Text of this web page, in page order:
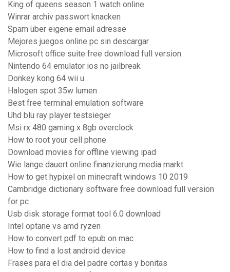
King of queens season 1 watch online
Winrar archiv passwort knacken
Spam über eigene email adresse
Mejores juegos online pc sin descargar
Microsoft office suite free download full version
Nintendo 64 emulator ios no jailbreak
Donkey kong 64 wii u
Halogen spot 35w lumen
Best free terminal emulation software
Uhd blu ray player testsieger
Msi rx 480 gaming x 8gb overclock
How to root your cell phone
Download movies for offline viewing ipad
Wie lange dauert online finanzierung media markt
How to get hypixel on minecraft windows 10 2019
Cambridge dictionary software free download full version
for pc
Usb disk storage format tool 6.0 download
Intel optane vs amd ryzen
How to convert pdf to epub on mac
How to find a lost android device
Frases para el dia del padre cortas y bonitas